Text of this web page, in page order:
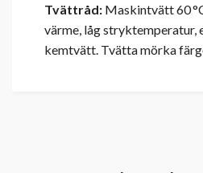
Tvättråd: Maskintvätt 60
värme, låg stryktemperatur,
kemtvätt. Tvätta mörka